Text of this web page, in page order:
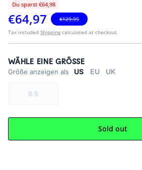
Du sparst €64,98
Sale price
€64,97 Regular price
€129,95
Tax included Shipping calculated at checkout.
WÄHLE EINE GRÖSSE
Größe anzeigen als US EU UK
6.5
Sold out